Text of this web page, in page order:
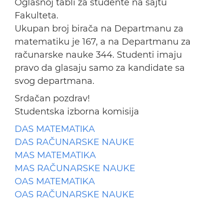
Oglasnoj tabli za studente na sajtu
Fakulteta.
Ukupan broj birača na Departmanu za
matematiku je 167, a na Departmanu za
računarske nauke 344. Studenti imaju
pravo da glasaju samo za kandidate sa
svog departmana.
Srdačan pozdrav!
Studentska izborna komisija
DAS MATEMATIKA
DAS RAČUNARSKE NAUKE
MAS MATEMATIKA
MAS RAČUNARSKE NAUKE
OAS MATEMATIKA
OAS RAČUNARSKE NAUKE